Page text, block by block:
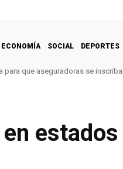
ECONOMÍA SOCIAL DEPORTES
para que aseguradoras se